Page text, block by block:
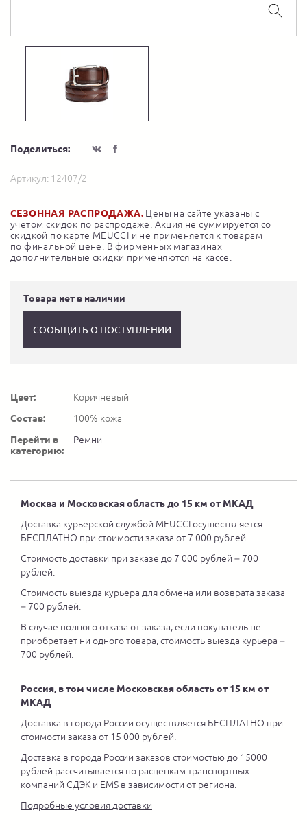
Поделиться:
Артикул: 12407/2
СЕЗОННАЯ РАСПРОДАЖА. Цены на сайте указаны с
учетом скидок по распродаже. Акция не суммируется со
скидкой по карте MEUCCI и не применяется к товарам
по финальной цене. В фирменных магазинах
дополнительные скидки применяются на кассе.
Товара нет в наличии
СООБЩИТЬ О ПОСТУПЛЕНИИ
Цвет:
Коричневый
Состав:
100% кожа
Перейти в
категорию:
Ремни
Москва и Московская область до 15 км от МКАД
Доставка курьерской службой MEUCCI осуществляется
БЕСПЛАТНО при стоимости заказа от 7 000 рублей.
Стоимость доставки при заказе до 7 000 рублей – 700
рублей.
Стоимость выезда курьера для обмена или возврата заказа
– 700 рублей.
В случае полного отказа от заказа, если покупатель не
приобретает ни одного товара, стоимость выезда курьера –
700 рублей.
Россия, в том числе Московская область от 15 км от
МКАД
Доставка в города России осуществляется БЕСПЛАТНО при
стоимости заказа от 15 000 рублей.
Доставка в города России заказов стоимостью до 15000
рублей рассчитывается по расценкам транспортных
компаний СДЭК и EMS в зависимости от региона.
Подробные условия доставки